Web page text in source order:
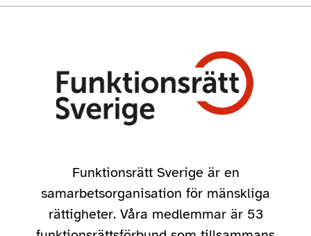
Funktionsrätt Sverige är en
samarbetsorganisation för mänskliga
rättigheter. Våra medlemmar är 53